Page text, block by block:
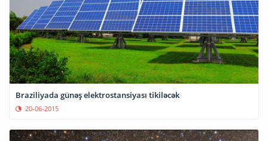
Braziliyada günəş elektrostansiyası tikiləcək
20-06-2015